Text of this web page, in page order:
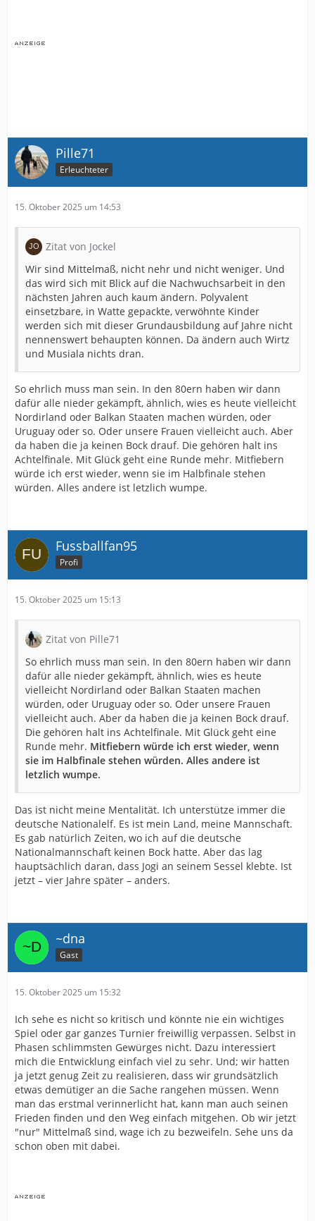
Pille71
Erleuchteter
15. Oktober 2025 um 14:53
Zitat von Jockel
Wir sind Mittelmaß, nicht nehr und nicht weniger. Und
das wird sich mit Blick auf die Nachwuchsarbeit in den
nächsten Jahren auch kaum ändern. Polyvalent
einsetzbare, in Watte gepackte, verwöhnte Kinder
werden sich mit dieser Grundausbildung auf Jahre nicht
nennenswert behaupten können. Da ändern auch Wirtz
und Musiala nichts dran.
So ehrlich muss man sein. In den 80ern haben wir dann
dafür alle nieder gekämpft, ähnlich, wies es heute vielleicht
Nordirland oder Balkan Staaten machen würden, oder
Uruguay oder so. Oder unsere Frauen vielleicht auch. Aber
da haben die ja keinen Bock drauf. Die gehören halt ins
Achtelfinale. Mit Glück geht eine Runde mehr. Mitfiebern
würde ich erst wieder, wenn sie im Halbfinale stehen
würden. Alles andere ist letzlich wumpe.
Fussballfan95
Profi
15. Oktober 2025 um 15:13
Zitat von Pille71
So ehrlich muss man sein. In den 80ern haben wir dann
dafür alle nieder gekämpft, ähnlich, wies es heute
vielleicht Nordirland oder Balkan Staaten machen
würden, oder Uruguay oder so. Oder unsere Frauen
vielleicht auch. Aber da haben die ja keinen Bock drauf.
Die gehören halt ins Achtelfinale. Mit Glück geht eine
Runde mehr. Mitfiebern würde ich erst wieder, wenn
sie im Halbfinale stehen würden. Alles andere ist
letzlich wumpe.
Das ist nicht meine Mentalität. Ich unterstütze immer die
deutsche Nationalelf. Es ist mein Land, meine Mannschaft.
Es gab natürlich Zeiten, wo ich auf die deutsche
Nationalmannschaft keinen Bock hatte. Aber das lag
hauptsächlich daran, dass Jogi an seinem Sessel klebte. Ist
jetzt – vier Jahre später – anders.
~dna
Gast
15. Oktober 2025 um 15:32
Ich sehe es nicht so kritisch und könnte nie ein wichtiges
Spiel oder gar ganzes Turnier freiwillig verpassen. Selbst in
Phasen schlimmsten Gewürges nicht. Dazu interessiert
mich die Entwicklung einfach viel zu sehr. Und; wir hatten
ja jetzt genug Zeit zu realisieren, dass wir grundsätzlich
etwas demütiger an die Sache rangehen müssen. Wenn
man das erstmal verinnerlicht hat, kann man auch seinen
Frieden finden und den Weg einfach mitgehen. Ob wir jetzt
"nur" Mittelmaß sind, wage ich zu bezweifeln. Sehe uns da
schon oben mit dabei.